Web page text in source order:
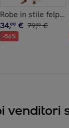
Dollaro
extra morbido.
Robe in stile felpa
34,99 € 79,99 €
-56%
venditori